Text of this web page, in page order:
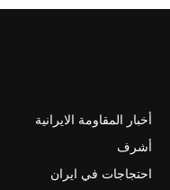
أخبار المقاومة الايرانية
أشرف
احتجاجات في ايران